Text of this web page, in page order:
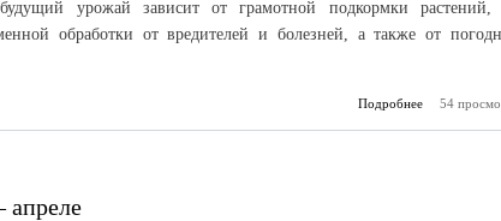
урожай зависит от грамотной подкормки растений,
обработки от вредителей и болезней, а также от
Подробнее
о Сев
54
апреле